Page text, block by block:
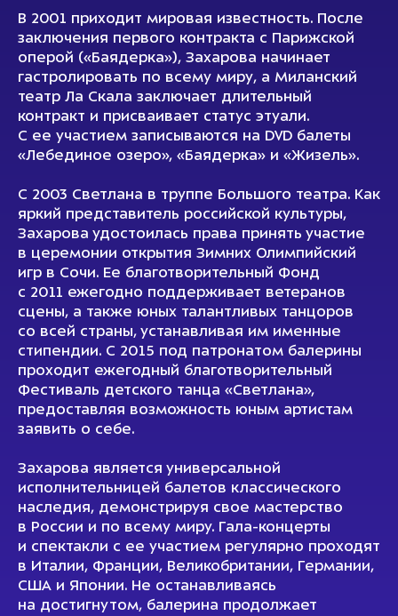
В 2001 приходит мировая известность. После
заключения первого контракта с Парижской
оперой («Баядерка»), Захарова начинает
гастролировать по всему миру, а Миланский
театр Ла Скала заключает длительный
контракт и присваивает статус этуали.
С ее участием записываются на DVD балеты
«Лебединое озеро», «Баядерка» и «Жизель».
С 2003 Светлана в труппе Большого театра. Как
яркий представитель российской культуры,
Захарова удостоилась права принять участие
в церемонии открытия Зимних Олимпийский
игр в Сочи. Ее благотворительный Фонд
с 2011 ежегодно поддерживает ветеранов
сцены, а также юных талантливых танцоров
со всей страны, устанавливая им именные
стипендии. С 2015 под патронатом балерины
проходит ежегодный благотворительный
Фестиваль детского танца «Светлана»,
предоставляя возможность юным артистам
заявить о себе.
Захарова является универсальной
исполнительницей балетов классического
наследия, демонстрируя свое мастерство
в России и по всему миру. Гала-концерты
и спектакли с ее участием регулярно проходят
в Италии, Франции, Великобритании, Германии,
США и Японии. Не останавливаясь
на достигнутом, балерина продолжает